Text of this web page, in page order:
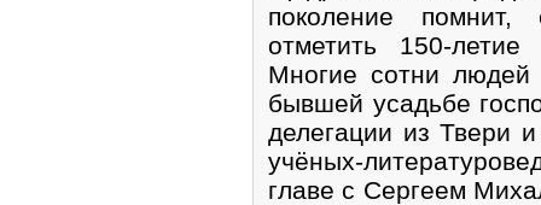
поколение
отметить 150-
Многие сотни людей
бывшей усадьбе
делегации из Твери
учёных-
главе с Сергеем